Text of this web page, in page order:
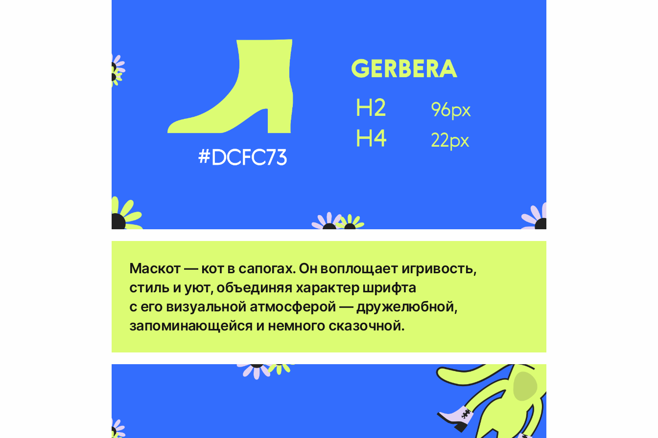
Маскот — кот в сапогах. Он воплощает игривость,
стиль и уют, объединяя характер шрифта
с его визуальной атмосферой — дружелюбной,
запоминающейся и немного сказочной.